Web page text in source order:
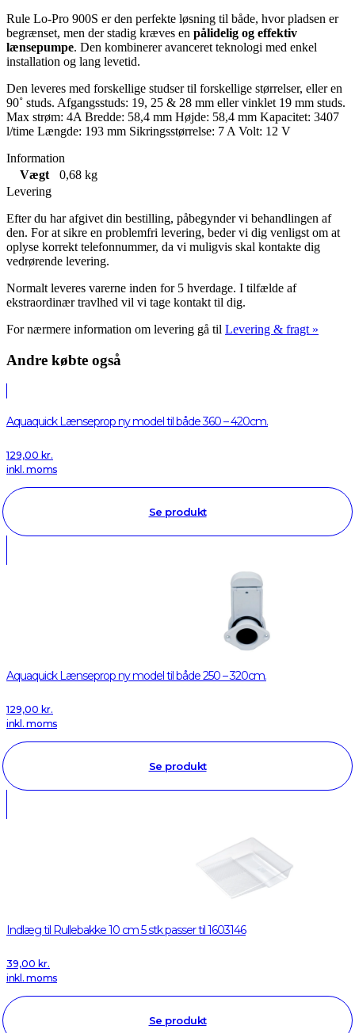
Rule Lo-Pro 900S er den perfekte løsning til både, hvor pladsen er
begrænset, men der stadig kræves en pålidelig og effektiv
lænsepumpe. Den kombinerer avanceret teknologi med enkel
installation og lang levetid.
Den leveres med forskellige studser til forskellige størrelser, eller en
90˚ studs. Afgangsstuds: 19, 25 & 28 mm eller vinklet 19 mm studs.
Max strøm: 4A Bredde: 58,4 mm Højde: 58,4 mm Kapacitet: 3407
l/time Længde: 193 mm Sikringsstørrelse: 7 A Volt: 12 V
Information
Vægt
0,68 kg
Levering
Efter du har afgivet din bestilling, påbegynder vi behandlingen af
den. For at sikre en problemfri levering, beder vi dig venligst om at
oplyse korrekt telefonnummer, da vi muligvis skal kontakte dig
vedrørende levering.
Normalt leveres varerne inden for 5 hverdage. I tilfælde af
ekstraordinær travlhed vil vi tage kontakt til dig.
For nærmere information om levering gå til Levering & fragt »
Andre købte også
Aquaquick Lænseprop ny model til både 360 – 420cm.
129,00 kr.
inkl. moms
Se produkt
Aquaquick Lænseprop ny model til både 250 – 320cm.
129,00 kr.
inkl. moms
Se produkt
Indlæg til Rullebakke 10 cm 5 stk passer til 1603146
39,00 kr.
inkl. moms
Se produkt